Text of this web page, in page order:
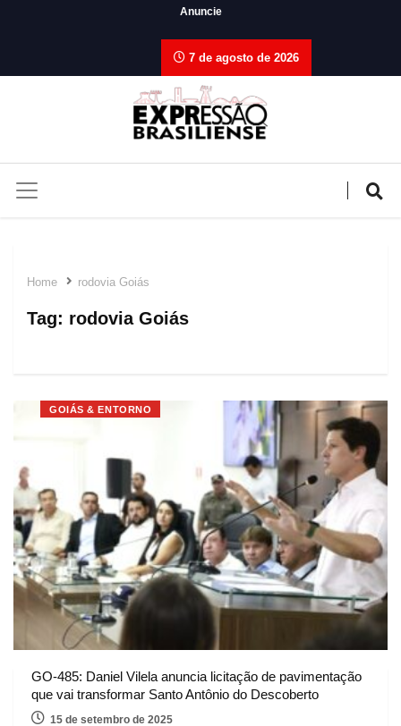
Anuncie
7 de agosto de 2026
Home rodovia Goiás
Tag: rodovia Goiás
GOIÁS & ENTORNO
GO-485: Daniel Vilela anuncia licitação de pavimentação
que vai transformar Santo Antônio do Descoberto
15 de setembro de 2025